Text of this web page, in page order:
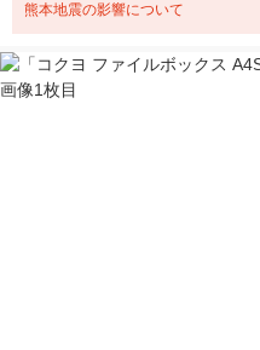
熊本地震の影響について